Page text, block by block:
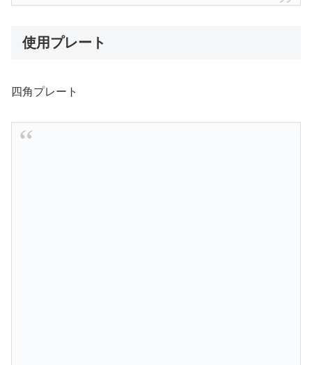
使用プレート
四角プレート